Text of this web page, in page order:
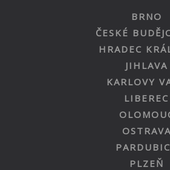
BRNO
ČESKÉ
HRADEC
JIHLAVA
KARLOVY
LIBEREC
OSTRAVA
PLZEŇ